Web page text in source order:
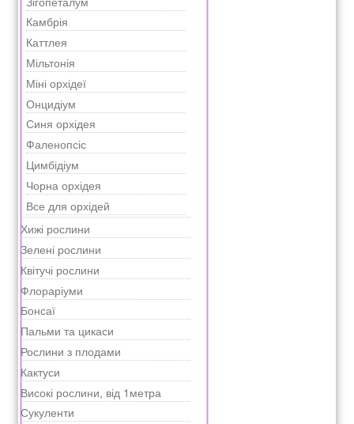
Камбрія
Каттлея
Мільтонія
Міні орхідеї
Онцидіум
Синя орхідея
Фаленопсіс
Цимбідіум
Чорна орхідея
Все для орхідей
Хижі рослини
Зелені рослини
Квітучі рослини
Флораріуми
Бонсаї
Пальми та цикаси
Рослини з плодами
Кактуси
Високі рослини, від 1метра
Сукуленти